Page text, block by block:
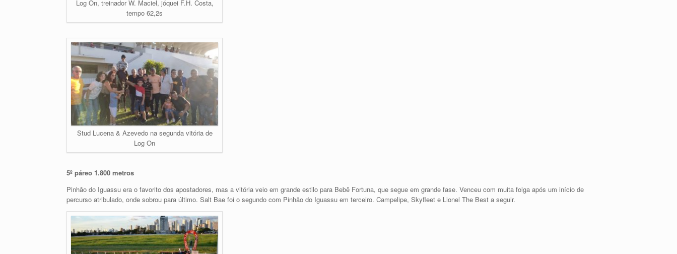
Log On, treinador W. Maciel, jóquei F.H. Costa,
tempo 62,2s
Stud Lucena & Azevedo na segunda vitória de
Log On
5º páreo 1.800 metros
Pinhão do Iguassu era o favorito dos apostadores, mas a vitória veio em grande estilo para Bebê Fortuna, que segue em grande fase. Venceu com muita folga após um início de
percurso atribulado, onde sobrou para último. Salt Bae foi o segundo com Pinhão do Iguassu em terceiro. Campelipe, Skyfleet e Lionel The Best a seguir.